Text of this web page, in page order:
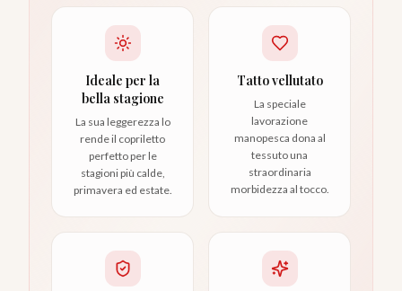
Ideale per la
bella stagione
La sua leggerezza lo
rende il copriletto
perfetto per le
stagioni più calde,
primavera ed estate.
Tatto vellutato
La speciale
lavorazione
manopesca dona al
tessuto una
straordinaria
morbidezza al tocco.